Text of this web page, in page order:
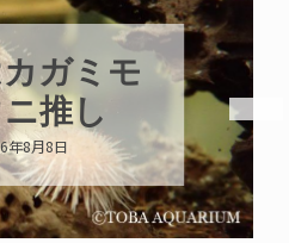
ガミモ
推し
年8月8日